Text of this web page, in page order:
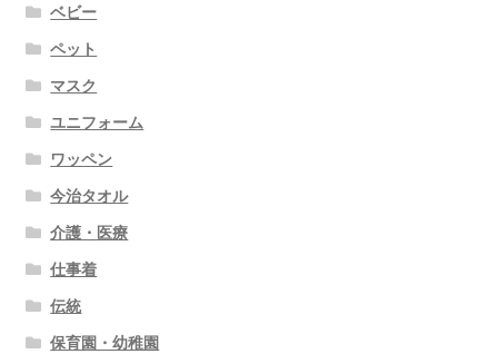
ベビー
ペット
マスク
ユニフォーム
ワッペン
今治タオル
介護・医療
仕事着
伝統
保育園・幼稚園